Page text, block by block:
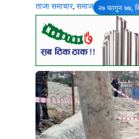
ताजा समाचार,समाज २७ फागुन ७७,